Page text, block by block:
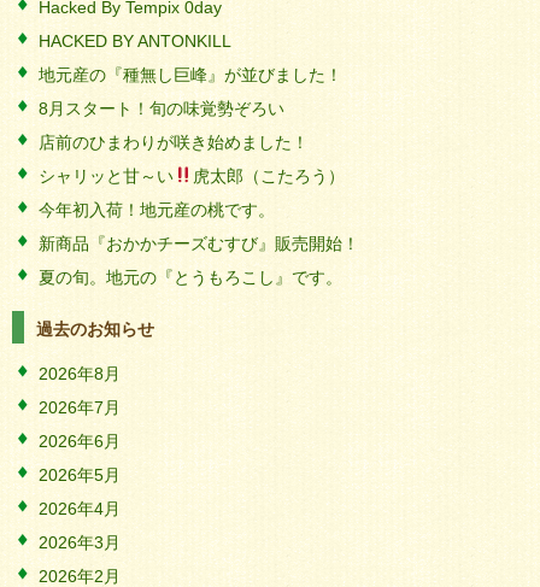
Hacked By Tempix 0day
HACKED BY ANTONKILL
地元産の『種無し巨峰』が並びました！
8月スタート！旬の味覚勢ぞろい
店前のひまわりが咲き始めました！
シャリッと甘～い
虎太郎（こたろう）
今年初入荷！地元産の桃です。
新商品『おかかチーズむすび』販売開始！
夏の旬。地元の『とうもろこし』です。
過去のお知らせ
2026年8月
2026年7月
2026年6月
2026年5月
2026年4月
2026年3月
2026年2月